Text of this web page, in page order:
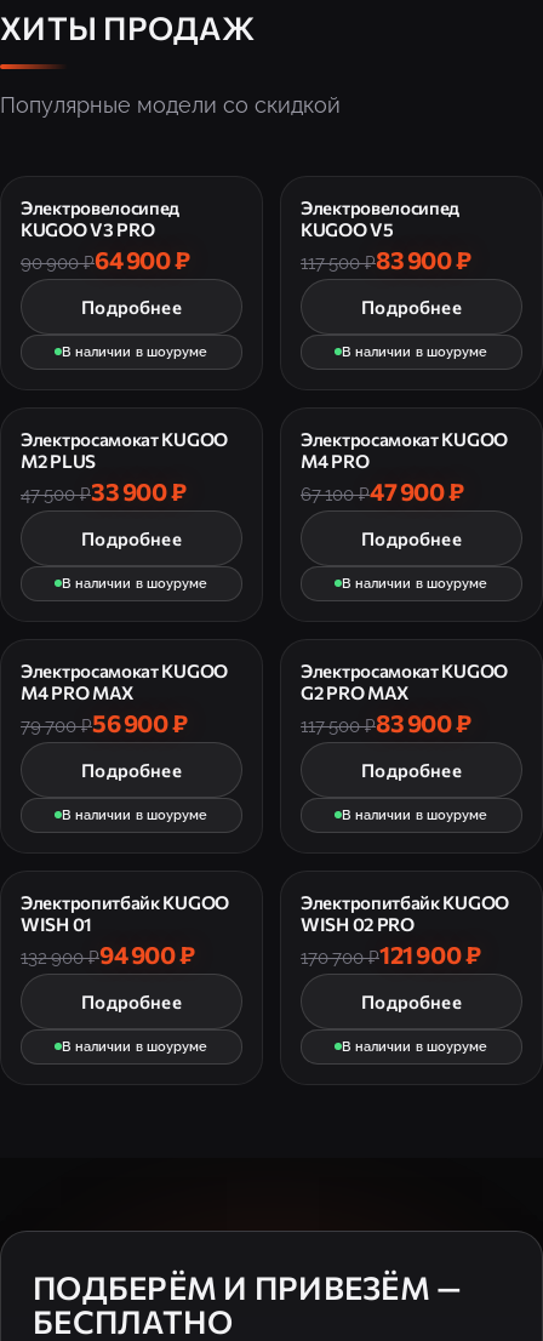
ХИТЫ ПРОДАЖ
Популярные модели со скидкой
Электровелосипед
KUGOO V3 PRO
90 900 ₽64 900 ₽
Подробнее
В наличии в шоуруме
Электровелосипед
KUGOO V5
117 500 ₽83 900 ₽
Подробнее
В наличии в шоуруме
Электросамокат KUGOO
M2 PLUS
47 500 ₽33 900 ₽
Подробнее
В наличии в шоуруме
Электросамокат KUGOO
M4 PRO
67 100 ₽47 900 ₽
Подробнее
В наличии в шоуруме
Электросамокат KUGOO
M4 PRO MAX
79 700 ₽56 900 ₽
Подробнее
В наличии в шоуруме
Электросамокат KUGOO
G2 PRO MAX
117 500 ₽83 900 ₽
Подробнее
В наличии в шоуруме
Электропитбайк KUGOO
WISH 01
132 900 ₽94 900 ₽
Подробнее
В наличии в шоуруме
Электропитбайк KUGOO
WISH 02 PRO
170 700 ₽121 900 ₽
Подробнее
В наличии в шоуруме
ПОДБЕРЁМ И ПРИВЕЗЁМ —
БЕСПЛАТНО